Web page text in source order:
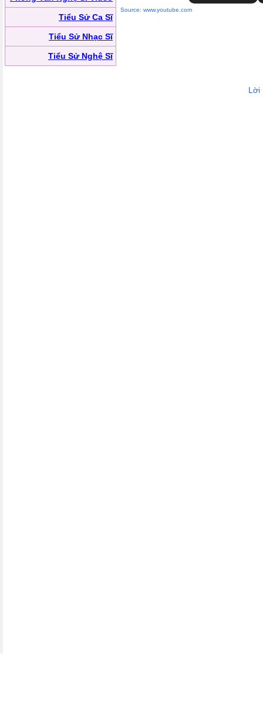
Tiểu Sử Ca Sĩ
Tiểu Sử Nhạc Sĩ
Tiểu Sử Nghệ Sĩ
Source: www.youtube.com
Lời